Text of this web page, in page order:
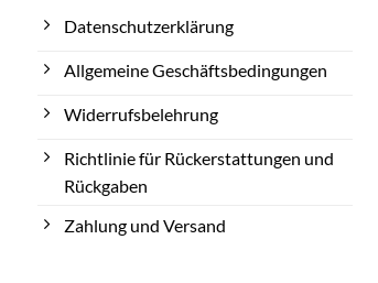
Datenschutzerklärung
Allgemeine Geschäftsbedingungen
Widerrufsbelehrung
Richtlinie für Rückerstattungen und
Rückgaben
Zahlung und Versand